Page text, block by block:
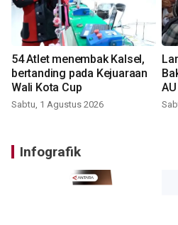
54 Atlet menembak Kalsel,
bertanding pada Kejuaraan
Wali Kota Cup
Sabtu, 1 Agustus 2026
Infografik